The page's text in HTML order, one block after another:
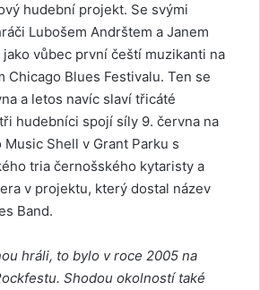
hudební projekt. Se svými
Lubošem Andrštem a Janem
vůbec první čeští muzikanti na
Chicago Blues Festivalu. Ten se
a letos navíc slaví třicáté
hudebníci spojí síly 9. června na
Shell v Grant Parku s
tria černošského kytaristy a
v projektu, který dostal název
Band.
hráli, to bylo v roce 2005 na
Shodou okolností také